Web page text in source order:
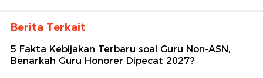
Berita Terkait
5 Fakta Kebijakan Terbaru soal Guru Non-ASN,
Benarkah Guru Honorer Dipecat 2027?